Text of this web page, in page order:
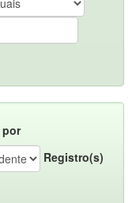
por
Registro(s)